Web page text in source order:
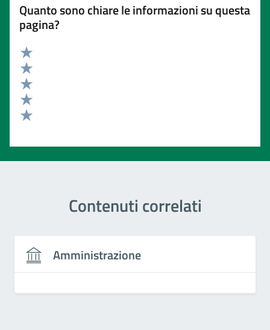
Quanto sono chiare le informazioni su questa
pagina?
Valuta 5 stelle su 5
Valuta 4 stelle su 5
Valuta 3 stelle su 5
Valuta 2 stelle su 5
Contenuti correlati
Amministrazione